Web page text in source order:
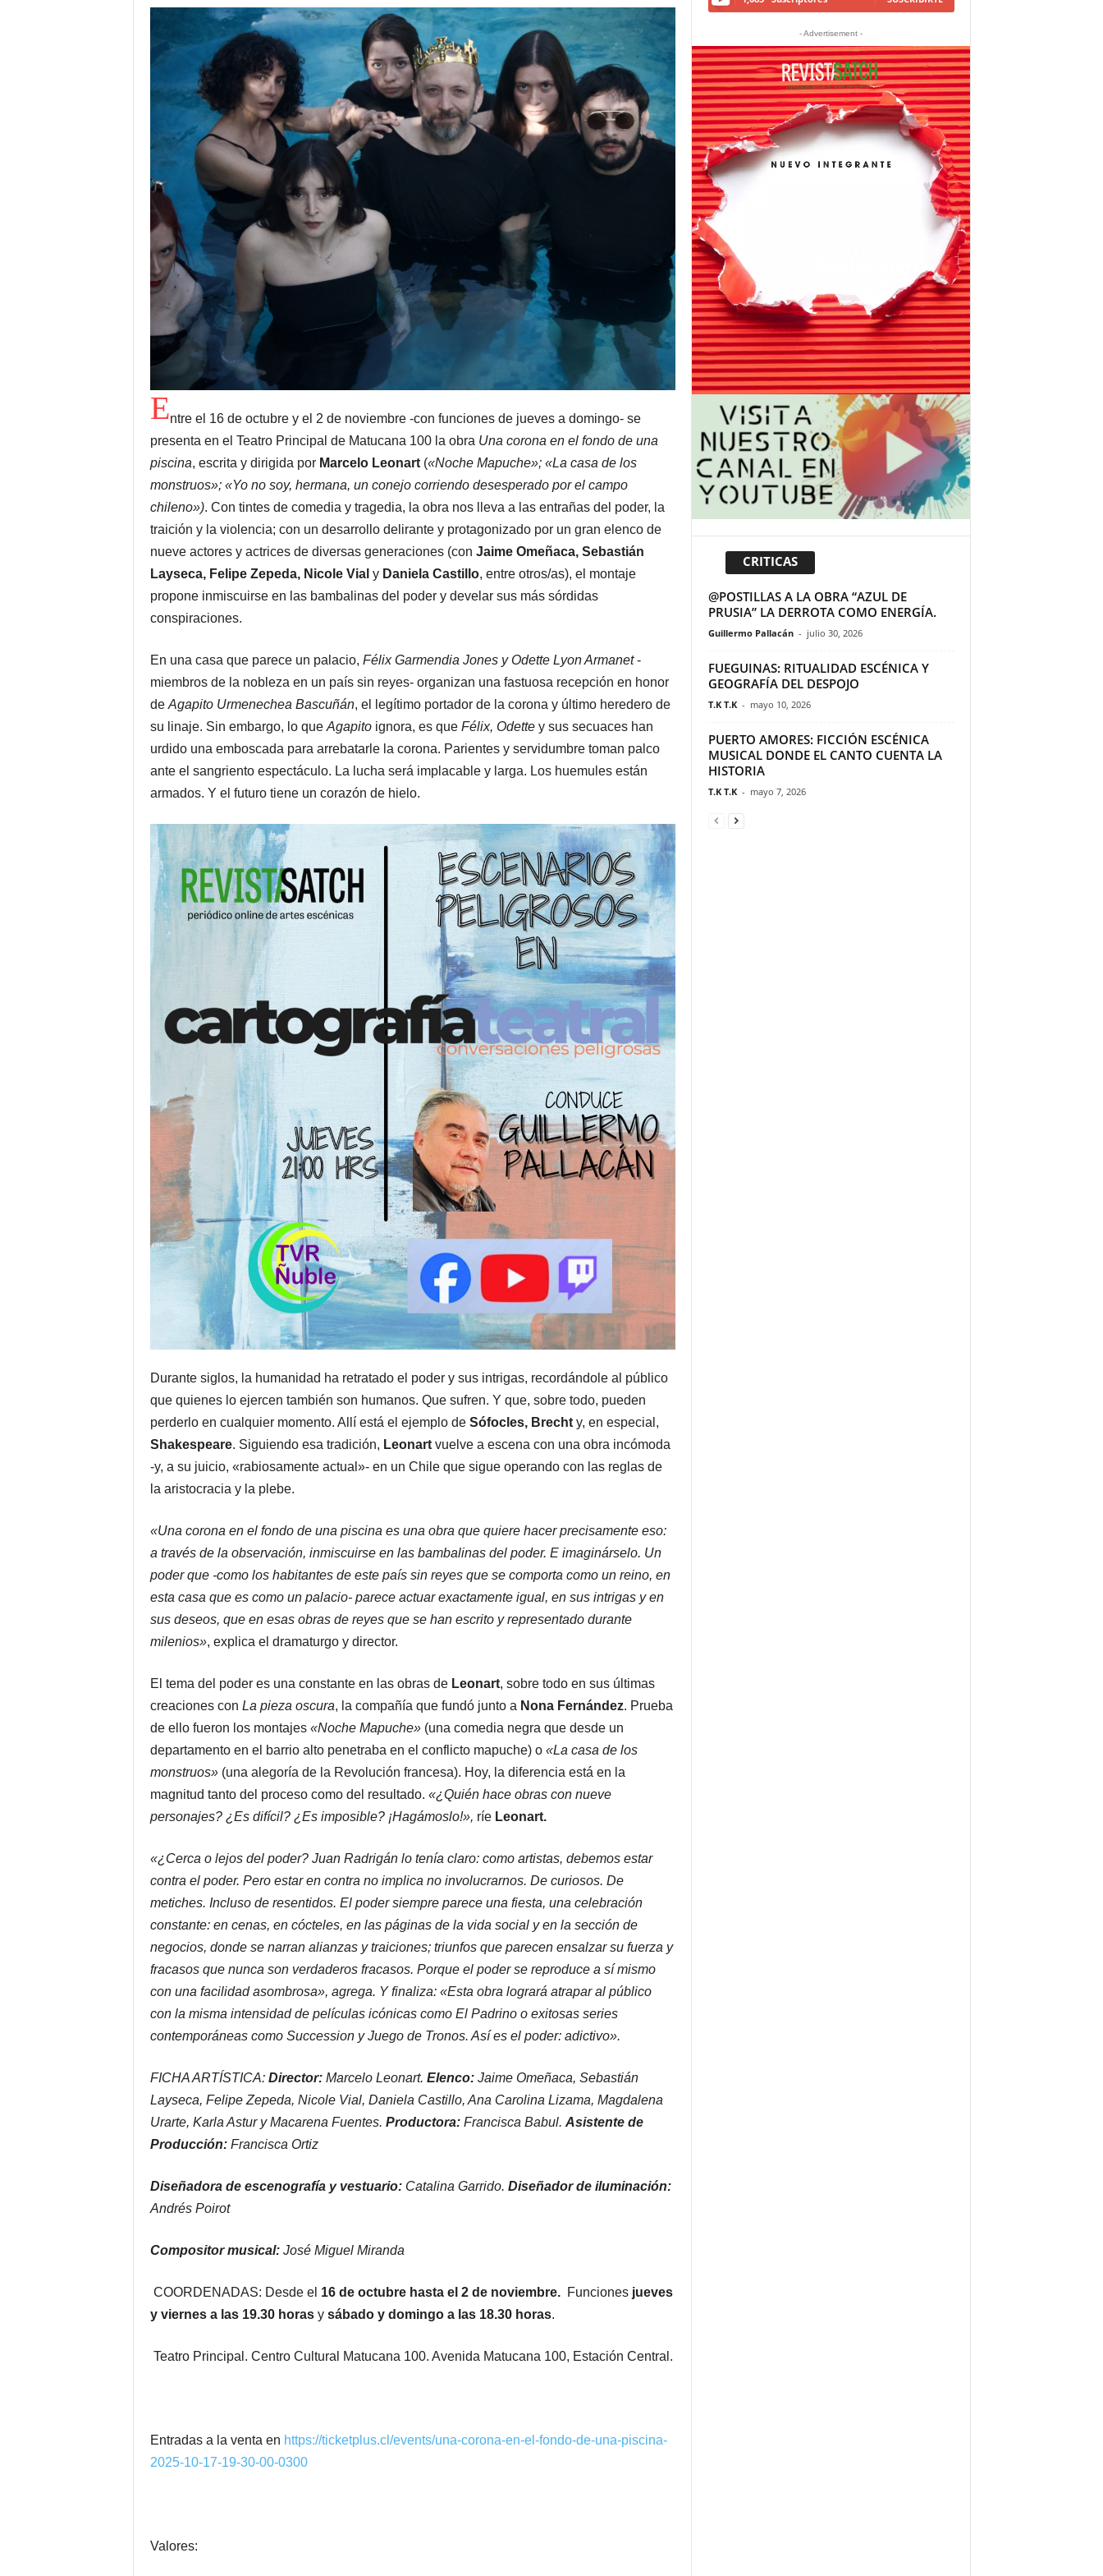
Entre el 16 de octubre y el 2 de noviembre -con funciones de jueves a domingo- se
presenta en el Teatro Principal de Matucana 100 la obra Una corona en el fondo de una
piscina, escrita y dirigida por Marcelo Leonart(«Noche Mapuche»; «La casa de los
monstruos»; «Yo no soy, hermana, un conejo corriendo desesperado por el campo
chileno»). Con tintes de comedia y tragedia, la obra nos lleva a las entrañas del poder, la
traición y la violencia; con un desarrollo delirante y protagonizado por un gran elenco de
nueve actores y actrices de diversas generaciones (con Jaime Omeñaca, Sebastián
Layseca, Felipe Zepeda, Nicole Vial yDaniela Castillo, entre otros/as), el montaje
propone inmiscuirse en las bambalinas del poder y develar sus más sórdidas
conspiraciones.
En una casa que parece un palacio, Félix Garmendia Jones y Odette Lyon Armanet-
miembros de la nobleza en un país sin reyes- organizan una fastuosa recepción en honor
de Agapito Urmenechea Bascuñán, el legítimo portador de la corona y último heredero de
su linaje. Sin embargo, lo que Agapitoignora, es que Félix, Odettey sus secuaces han
urdido una emboscada para arrebatarle la corona. Parientes y servidumbre toman palco
ante el sangriento espectáculo. La lucha será implacable y larga. Los huemules están
armados. Y el futuro tiene un corazón de hielo.
Durante siglos, la humanidad ha retratado el poder y sus intrigas, recordándole al público
que quienes lo ejercen también son humanos. Que sufren. Y que, sobre todo, pueden
perderlo en cualquier momento. Allí está el ejemplo de Sófocles, Brechty, en especial,
Shakespeare. Siguiendo esa tradición, Leonartvuelve a escena con una obra incómoda
-y, a su juicio, «rabiosamente actual»- en un Chile que sigue operando con las reglas de
la aristocracia y la plebe.
«Una corona en el fondo de una piscina es una obra que quiere hacer precisamente eso:
a través de la observación, inmiscuirse en las bambalinas del poder. E imaginárselo. Un
poder que -como los habitantes de este país sin reyes que se comporta como un reino, en
esta casa que es como un palacio- parece actuar exactamente igual, en sus intrigas y en
sus deseos, que en esas obras de reyes que se han escrito y representado durante
milenios», explica el dramaturgo y director.
El tema del poder es una constante en las obras de Leonart, sobre todo en sus últimas
creaciones con La pieza oscura, la compañía que fundó junto a Nona Fernández. Prueba
de ello fueron los montajes «Noche Mapuche»(una comedia negra que desde un
departamento en el barrio alto penetraba en el conflicto mapuche) o «La casa de los
monstruos»(una alegoría de la Revolución francesa). Hoy, la diferencia está en la
magnitud tanto del proceso como del resultado. «¿Quién hace obras con nueve
personajes? ¿Es difícil? ¿Es imposible? ¡Hagámoslo!», ríe Leonart.
«¿Cerca o lejos del poder? Juan Radrigán lo tenía claro: como artistas, debemos estar
contra el poder. Pero estar en contra no implica no involucrarnos. De curiosos. De
metiches. Incluso de resentidos. El poder siempre parece una fiesta, una celebración
constante: en cenas, en cócteles, en las páginas de la vida social y en la sección de
negocios, donde se narran alianzas y traiciones; triunfos que parecen ensalzar su fuerza y
fracasos que nunca son verdaderos fracasos. Porque el poder se reproduce a sí mismo
con una facilidad asombrosa», agrega. Y finaliza: «Esta obra logrará atrapar al público
con la misma intensidad de películas icónicas como El Padrino o exitosas series
contemporáneas como Succession y Juego de Tronos. Así es el poder: adictivo».
FICHA ARTÍSTICA: Director:Marcelo Leonart. Elenco: Jaime Omeñaca, Sebastián
Layseca, Felipe Zepeda, Nicole Vial, Daniela Castillo, Ana Carolina Lizama, Magdalena
Urarte, Karla Astur y Macarena Fuentes. Productora:Francisca Babul. Asistente de
Producción:Francisca Ortiz
Diseñadora de escenografía y vestuario:Catalina Garrido. Diseñador de iluminación:
Andrés Poirot
Compositor musical:José Miguel Miranda
COORDENADAS: Desde el 16 de octubre hasta el 2 de noviembre. Funciones jueves
y viernes a las 19.30 horasy sábado y domingo a las 18.30 horas.
Teatro Principal. Centro Cultural Matucana 100. Avenida Matucana 100, Estación Central.
Entradas a la venta en https://ticketplus.cl/events/una-corona-en-el-fondo-de-una-piscina-
2025-10-17-19-30-00-0300
Valores:
- Advertisement -
CRITICAS
@POSTILLAS A LA OBRA “AZUL DE
PRUSIA” LA DERROTA COMO ENERGÍA.
Guillermo Pallacán - julio 30, 2026
FUEGUINAS: RITUALIDAD ESCÉNICA Y
GEOGRAFÍA DEL DESPOJO
T.K T.K - mayo 10, 2026
PUERTO AMORES: FICCIÓN ESCÉNICA
MUSICAL DONDE EL CANTO CUENTA LA
HISTORIA
T.K T.K - mayo 7, 2026